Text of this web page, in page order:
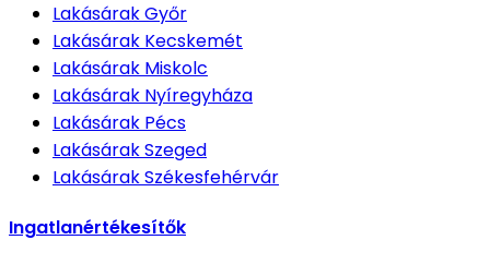
LakásárakGyőr
Lakásárak Kecskemét
Lakásárak Miskolc
Lakásárak Nyíregyháza
Lakásárak Pécs
LakásárakSzeged
LakásárakSzékesfehérvár
Ingatlanértékesítők